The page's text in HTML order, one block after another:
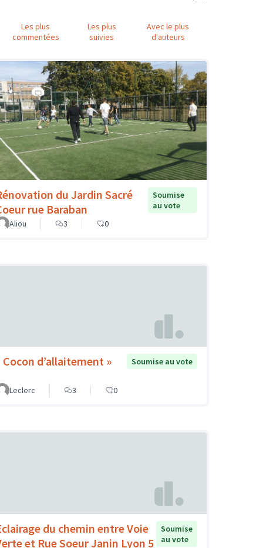
Les plus
commentées
Les plus
suivies
Avec le plus
d'auteurs
du Jardin Sacré
rue Baraban
Soumise
au vote
Aliou
3 0
Cocon d’allaitement » Soumise au vote
Leclerc 3 0
du chemin entre Voie
et Rue Soeur Janin Lyon 5
Soumise
au vote